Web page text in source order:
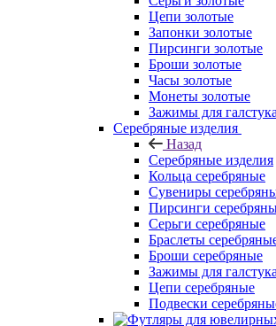
Цепи золотые
Запонки золотые
Пирсинги золотые
Броши золотые
Часы золотые
Монеты золотые
Зажимы для галстука
Серебряные изделия
Назад
Серебряные изделия
Кольца серебряные
Сувениры
Пирсинги
Серьги серебряные
Браслеты
Броши серебряные
Зажимы для
Цепи серебряные
Подвески